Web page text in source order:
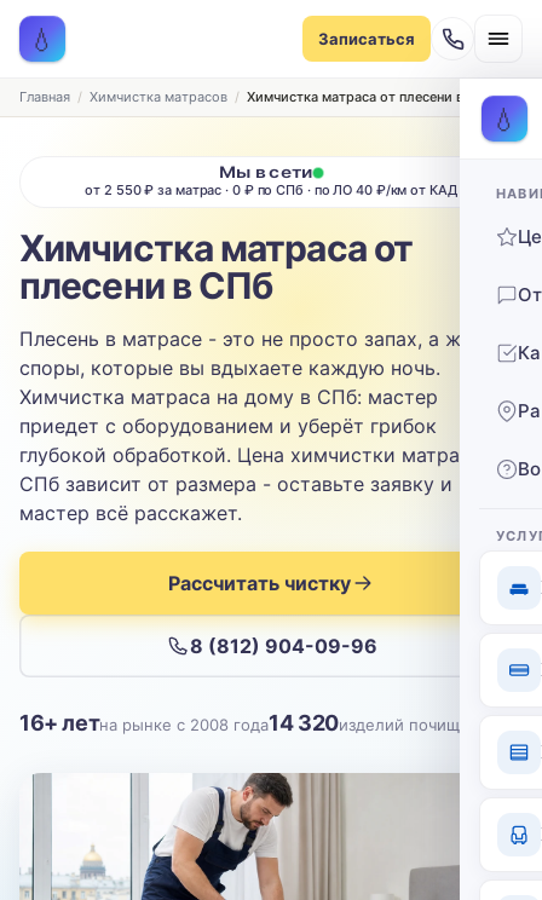
💧 Записаться
Записаться на химчистку
Рассчитаем стоимость и подберём удобное время
ТИП МЕБЕЛИ
ТИП ОБИВКИ
Выберите ткань…
Выберите загрязнение…
Нажимая кнопку, вы соглашаетесь с
💧
Главная Химчистка матрасов Химчистка матраса от плесени в СПб
Мы в сети
от 2 550 ₽ за матрас · 0 ₽ по СПб · по ЛО 40 ₽/км от КАД
Химчистка матраса от
плесени в СПб
Плесень в матрасе - это не просто запах, а живые
споры, которые вы вдыхаете каждую ночь.
Химчистка матраса на дому в СПб: мастер
приедет с оборудованием и уберёт грибок
глубокой обработкой. Цена химчистки матраса в
СПб зависит от размера - оставьте заявку и
мастер всё расскажет.
Рассчитать чистку
8 (812) 904-09-96
16+ летна рынке с 2008 года14 320изделий почищено